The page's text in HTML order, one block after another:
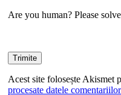
Are you human? Please
Acest site folosește Akismet
procesate datele